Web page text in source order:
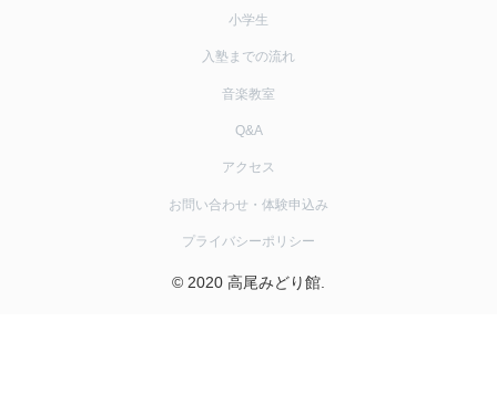
小学生
入塾までの流れ
音楽教室
Q&A
アクセス
お問い合わせ・体験申込み
プライバシーポリシー
© 2020 高尾みどり館.